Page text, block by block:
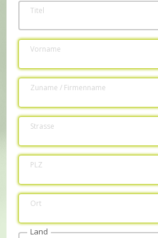
Titel
Vorname
Zuname / Firmenname
Strasse
PLZ
Ort
Land